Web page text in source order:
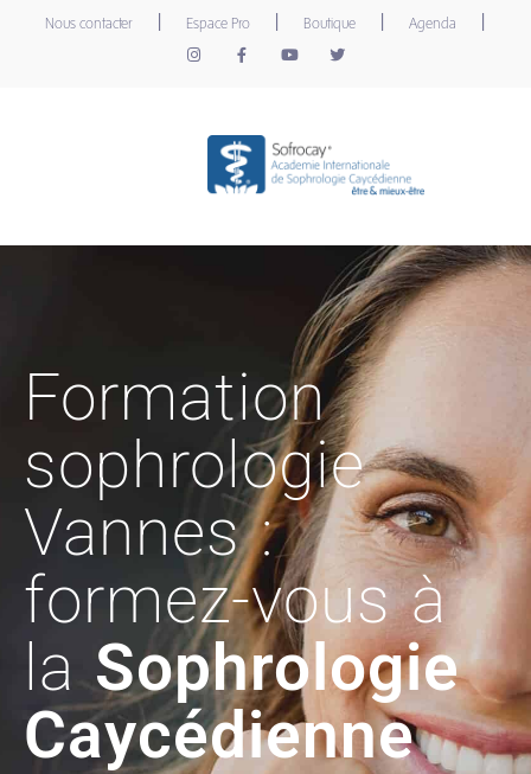
Nous contacter Espace Pro Boutique Agenda
Formation
sophrologie
Vannes :
formez-vous à
la Sophrologie
Caycédienne